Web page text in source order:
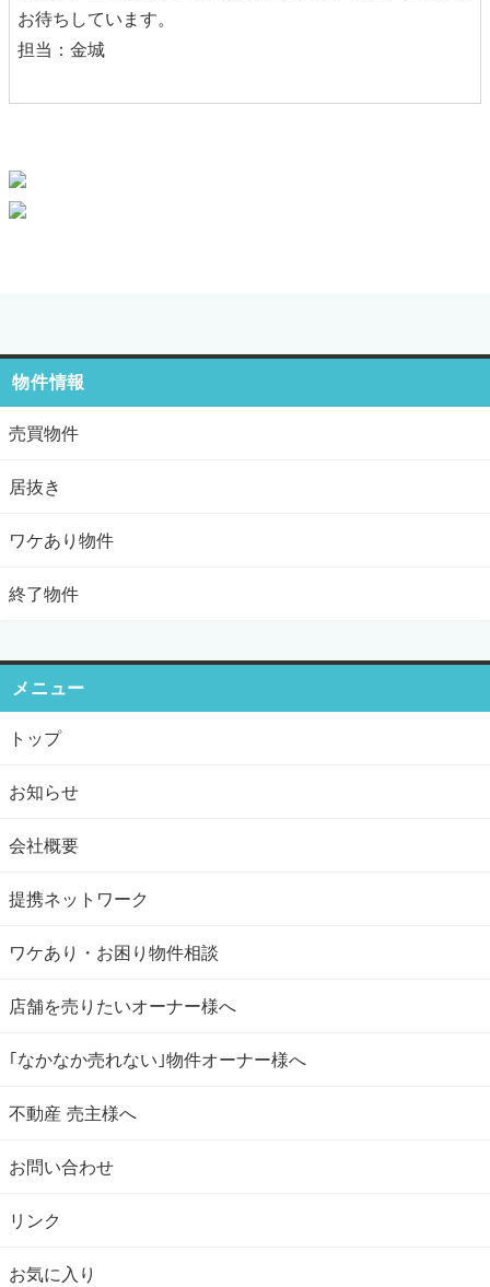
お待ちしています。
担当：金城
物件情報
売買物件
居抜き
ワケあり物件
終了物件
メニュー
トップ
お知らせ
会社概要
提携ネットワーク
ワケあり・お困り物件相談
店舗を売りたいオーナー様へ
｢なかなか売れない｣物件オーナー様へ
不動産 売主様へ
お問い合わせ
リンク
お気に入り